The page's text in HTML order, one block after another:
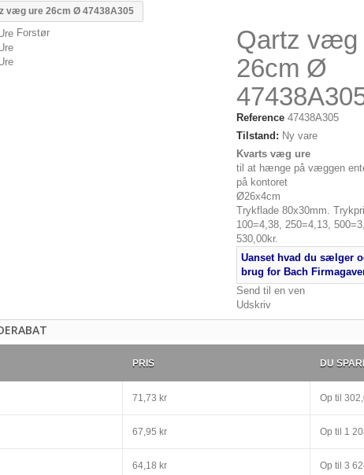
væg ure 26cm Ø 47438A305
Forstør
Qartz væg
26cm Ø
Reference 47438A305
Tilstand: Ny vare
Kvarts væg ure
til at hænge på væggen
på kontoret
Ø26x4cm
Trykflade 80x30mm.
100=4,38, 250=4,13,
530,00kr.
Uanset hvad du sælger
brug for Bach
Send til en ven
Udskriv
PRIS DU
71,73 kr Op til
67,95 kr Op til 1
64,18 kr Op til 3